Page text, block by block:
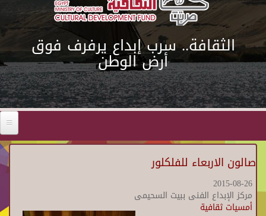
الثقافة.. سرب إبداع يرفرف فوق
أرض الوطن
صالون الاربعاء للفلكلور
2015-08-26
مركز الإبداع الفنى ببيت السحيمى
أمسيات ثقافية